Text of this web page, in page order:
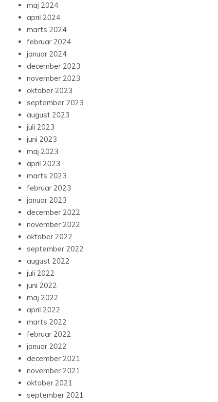
maj 2024
april 2024
marts 2024
februar 2024
januar 2024
december 2023
november 2023
oktober 2023
september 2023
august 2023
juli 2023
juni 2023
maj 2023
april 2023
marts 2023
februar 2023
januar 2023
december 2022
november 2022
oktober 2022
september 2022
august 2022
juli 2022
juni 2022
maj 2022
april 2022
marts 2022
februar 2022
januar 2022
december 2021
november 2021
oktober 2021
september 2021